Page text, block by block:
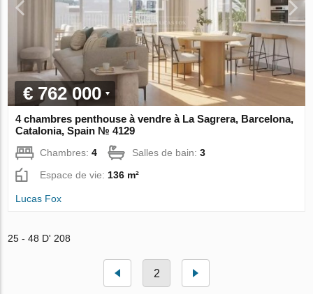
€ 762 000
4 chambres penthouse à vendre à La Sagrera, Barcelona,
Catalonia, Spain № 4129
Chambres:4 Salles de bain:3
Espace de vie:136 m²
Lucas Fox
25 - 48 D' 208
2